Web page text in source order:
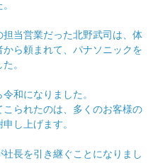
当営業だった北野武司は、体
ら頼まれて、パナソニックを
。
和になりました。
られたのは、多くのお客様の
し上げます。
長を引き継ぐことになりまし